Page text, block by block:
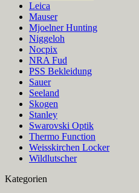
Leica
Mauser
Mjoelner Hunting
Niggeloh
Nocpix
NRA Fud
PSS Bekleidung
Sauer
Seeland
Skogen
Stanley
Swarovski Optik
Thermo Function
Weisskirchen Locker
Wildlutscher
Kategorien